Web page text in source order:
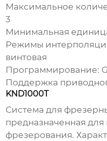
Максимальное
3
Минимальная
Режимы
винтовая
Программирование:
Поддержка
KND1000T
Система для
предназначенная для
фрезерования.